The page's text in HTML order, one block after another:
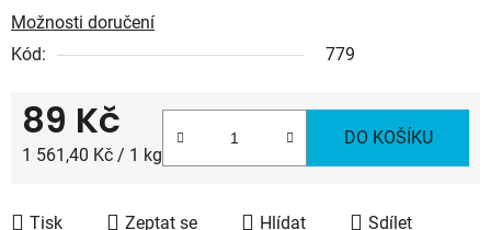
Možnosti doručení
Kód:
779
89 Kč
Měrná cena:
1 561,40 Kč / 1 kg
DO KOŠÍKU
Tisk Zeptat se Hlídat Sdílet